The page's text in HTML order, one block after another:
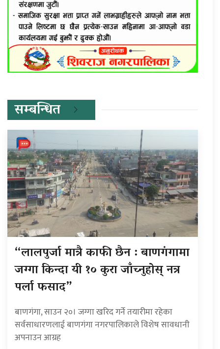
सम्बन्धित
“लालपुर्जा मात्रै काफी छैन : बाणगंगामा
जग्गा किन्दा यी १० कुरा जाँच्नुहोस् नत्र
पर्ला फसाद”
बाणगंगा, साउन २०। जग्गा खरिद गर्ने तयारीमा रहेका
सर्वसाधारणलाई बाणगंगा नगरपालिकाले विशेष सावधानी
अपनाउन आग्रह